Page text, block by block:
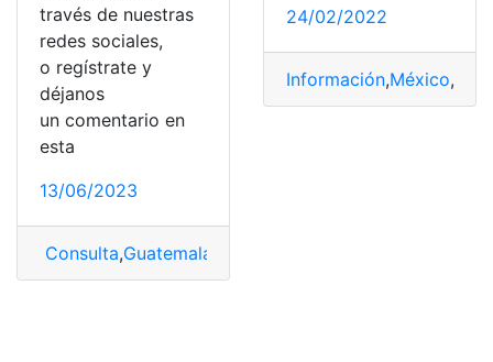
través de nuestras
redes sociales,
o regístrate y
déjanos
un comentario en
esta
13/06/2023
Consulta,Guatemala
24/02/2022
Información,México,